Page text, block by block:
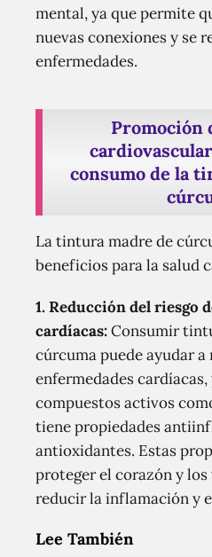
mental, ya que permite
nuevas conexiones y se
enfermedades.
Promoción
consumo de la
La tintura madre de
beneficios para la salud
1. Reducción del riesgo
cardíacas:Consumir
cúrcuma puede ayudar
enfermedades
compuestos activos
tiene propiedades
antioxidantes. Estas
proteger el corazón y los
reducir la inflamación y
Lee También